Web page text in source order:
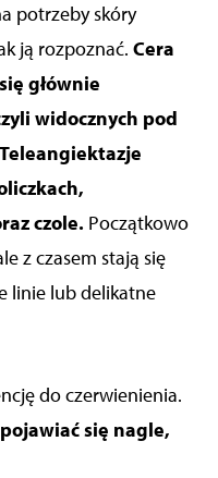
potrzeby skóry
ją rozpoznać. Cera
głównie
widocznych pod
Teleangiektazje
czole. Początkowo
z czasem stają się
linie lub delikatne
do czerwienienia.
się nagle,